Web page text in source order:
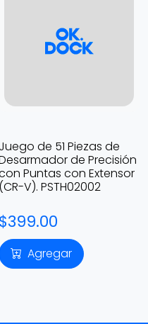
Juego de 51 Piezas de
de Precisión
Puntas con Extensor
(CR-V). PSTH02002
$399.00
Agregar